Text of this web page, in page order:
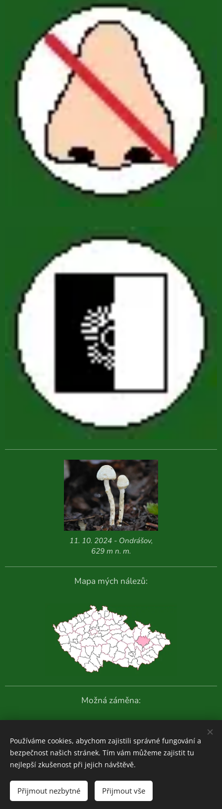
11. 10. 2024 - Ondrášov,
629 m n. m.
Mapa mých nálezů:
Možná záměna:
Další fotografie:
Houboviny © 2020-2026
Zajímavosti z vlastních průzkumů:
ZDE
Používáme cookies, abychom zajistili správné fungování a
bezpečnost našich stránek. Tím vám můžeme zajistit tu
nejlepší zkušenost při jejich návštěvě.
Přijmout nezbytné Přijmout vše